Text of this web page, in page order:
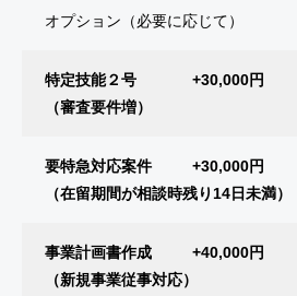
オプション（必要に応じて）
特定技能２号
（審査要件増）
+30,000円
要特急対応案件
（在留期間が相談時残り14日未満）
+30,000円
事業計画書作成
（新規事業従事対応）
+40,000円